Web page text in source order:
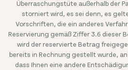
Überraschungstüte außerhalb der
storniert wird, es sei denn, es
Vorschriften, die ein anderes
Reservierung gemäß Ziffer 3.6 dieser
wird der reservierte Betrag
bereits in Rechnung gestellt wurde,
dass Ihnen eine andere